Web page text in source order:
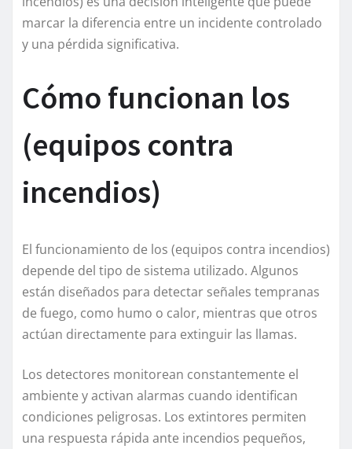
marcar la diferencia entre un incidente controlado
y una pérdida significativa.
Cómo funcionan los
(equipos contra
incendios)
El funcionamiento de los (equipos contra incendios)
depende del tipo de sistema utilizado. Algunos
están diseñados para detectar señales tempranas
de fuego, como humo o calor, mientras que otros
actúan directamente para extinguir las llamas.
Los detectores monitorean constantemente el
ambiente y activan alarmas cuando identifican
condiciones peligrosas. Los extintores permiten
una respuesta rápida ante incendios pequeños,